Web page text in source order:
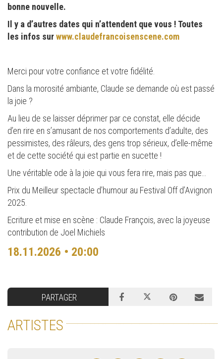
bonne nouvelle.
Il y a d’autres dates qui n’attendent que vous ! Toutes
les infos surwww.claudefrancoisenscene.com
Merci pour votre confiance et votre fidélité.
Dans la morosité ambiante, Claude se demande où est passé
la joie ?
Au lieu de se laisser déprimer par ce constat, elle décide
d’en rire en s’amusant de nos comportements d’adulte, des
pessimistes, des râleurs, des gens trop sérieux, d’elle-même
et de cette société qui est partie en sucette !
Une véritable ode à la joie qui vous fera rire, mais pas que…
Prix du Meilleur spectacle d’humour au Festival Off d’Avignon
2025.
Ecriture et mise en scène : Claude François, avec la joyeuse
contribution de Joel Michiels
18.11.2026 • 20:00
PARTAGER
ARTISTES